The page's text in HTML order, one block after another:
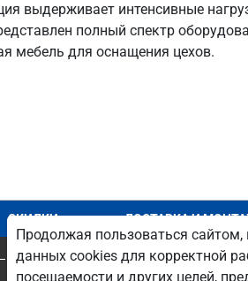
выдерживает интенсивные
полный спектр
мебель для оснащения цехов.
СКИДКИ ДОСТАВКА И
является опечаткой.
Продолжая пользоваться
данных cookies для корректной
посещаемости и других целей,